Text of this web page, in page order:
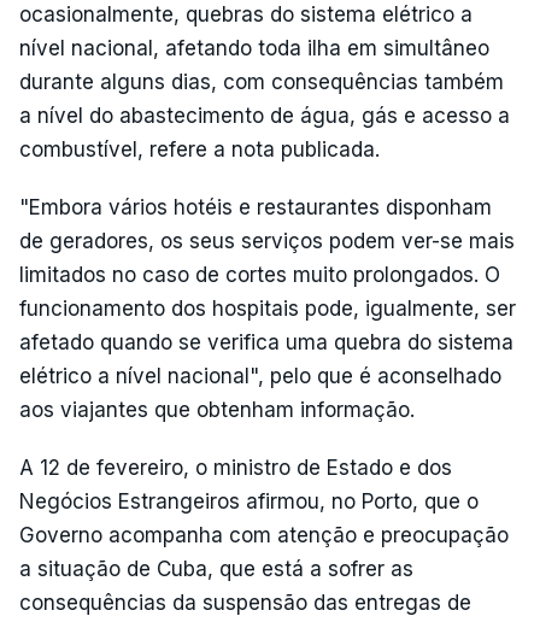
ocasionalmente, quebras do sistema elétrico a
nível nacional, afetando toda ilha em simultâneo
durante alguns dias, com consequências também
a nível do abastecimento de água, gás e acesso a
combustível, refere a nota publicada.
"Embora vários hotéis e restaurantes disponham
de geradores, os seus serviços podem ver-se mais
limitados no caso de cortes muito prolongados. O
funcionamento dos hospitais pode, igualmente, ser
afetado quando se verifica uma quebra do sistema
elétrico a nível nacional", pelo que é aconselhado
aos viajantes que obtenham informação.
A 12 de fevereiro, o ministro de Estado e dos
Negócios Estrangeiros afirmou, no Porto, que o
Governo acompanha com atenção e preocupação
a situação de Cuba, que está a sofrer as
consequências da suspensão das entregas de